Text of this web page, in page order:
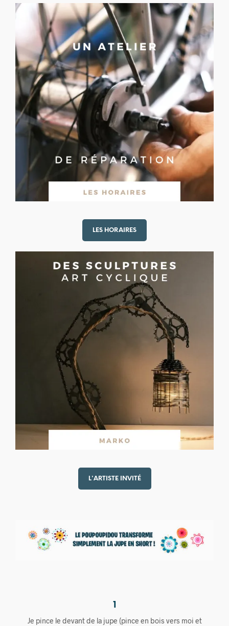
LES HORAIRES
L'ARTISTE INVITÉ
1
Je pince le devant de la jupe (pince en bois vers moi et